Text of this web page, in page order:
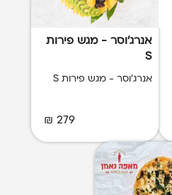
אנרג'וסר - מגש פירות
S
אנרג'וסר - מגש פירות S
279 ₪